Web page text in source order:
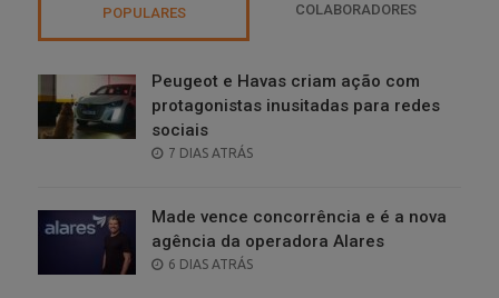
POPULARES COLABORADORES
Peugeot e Havas criam ação com
protagonistas inusitadas para redes
sociais
POSTED
7 DIAS ATRÁS
Made vence concorrência e é a nova
agência da operadora Alares
POSTED
6 DIAS ATRÁS